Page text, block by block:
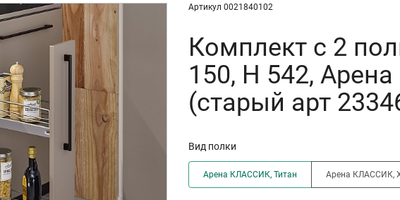
Артикул 0021840102
Комплект с 2
150, H 542,
(старый арт
Вид полки
Арена КЛАССИК, Титан Арена КЛАССИК,